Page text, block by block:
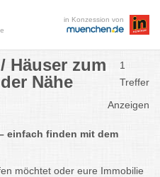
in Konzession von
Häuser zum
Nähe
1
Treffer
Anzeigen
einfach finden mit dem
möchtet oder eure Immobilie